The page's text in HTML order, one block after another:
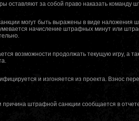
оставляют за собой право наказать команду
могут быть выражены в виде наложения
начисление штрафных минут или
возможности продолжать текущую игру, а
и изгоняется из проекта. Взнос
штрафной санкции сообщается в